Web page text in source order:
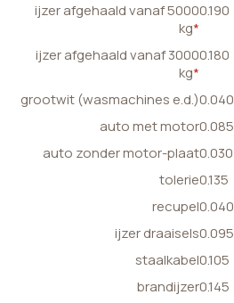
ijzer afgehaald vanaf 5000
kg*
0.190
ijzer afgehaald vanaf 3000
kg*
0.180
grootwit (wasmachines e.d.)0.040
auto met motor0.085
auto zonder motor-plaat0.030
tolerie0.135
recupel0.040
ijzer draaisels0.095
staalkabel0.105
brandijzer0.145